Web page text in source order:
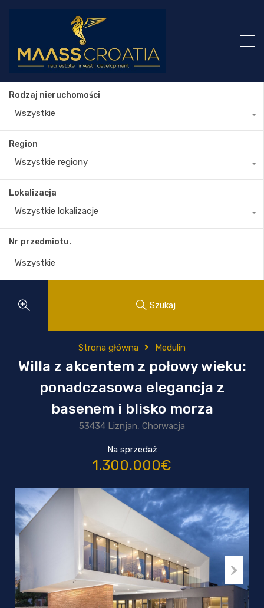
Rodzaj nieruchomości
Wszystkie
Region
Wszystkie regiony
Lokalizacja
Wszystkie lokalizacje
Nr przedmiotu.
Szukaj
Strona główna Medulin
Willa z akcentem z połowy wieku:
ponadczasowa elegancja z
basenem i blisko morza
53434 Liznjan, Chorwacja
Na sprzedaż
1.300.000€